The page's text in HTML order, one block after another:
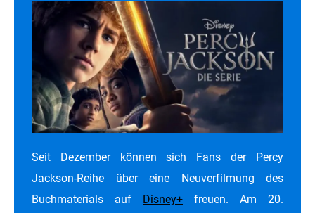
Seit Dezember können sich Fans der Percy
Jackson-Reihe über eine Neuverfilmung des
Buchmaterials auf
Disney+ freuen. Am 20.